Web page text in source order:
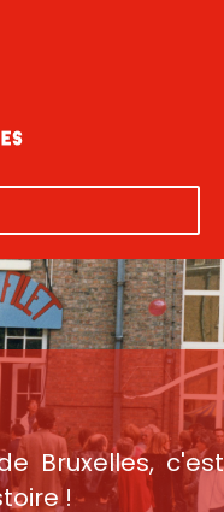
Bruxelles, c'est
!